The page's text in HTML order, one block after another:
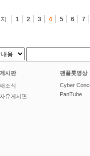
1 2 3 4 5 6 7
게시판
새소식
자유게시판
팬플룻영상
Cyber
PanTube